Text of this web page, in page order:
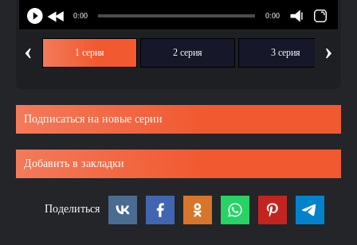
‹ 1 серия 2 серия 3 серия ›
Подписаться на новые серии
Добавить в закладки
Поделиться